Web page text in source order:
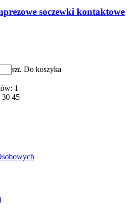
soczewki kontaktowe
szt. Do koszyka
1
30 45